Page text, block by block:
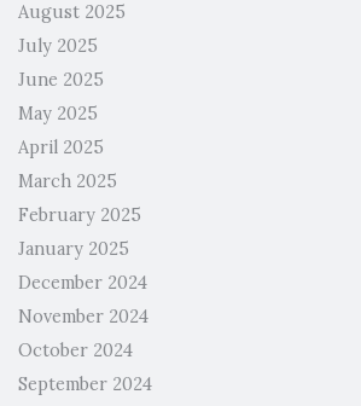
August 2025
July 2025
June 2025
May 2025
April 2025
March 2025
February 2025
January 2025
December 2024
November 2024
October 2024
September 2024